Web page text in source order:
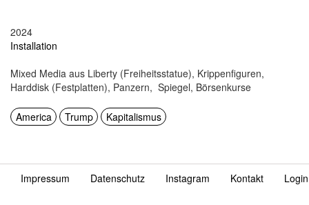
2024
Installation
Mixed Media aus Liberty (Freiheitsstatue), Krippenfiguren,
Harddisk (Festplatten), Panzern, Spiegel, Börsenkurse
America Trump Kapitalismus
Fußzeile
Impressum Datenschutz Instagram Kontakt Login